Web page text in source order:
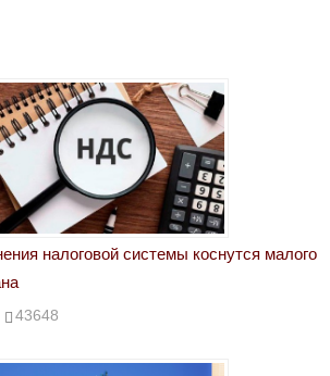
налоговой системы коснутся малого
43648